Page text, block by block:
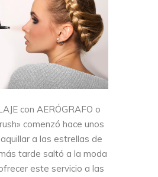
con AERÓGRAFO o
comenzó hace unos
a las estrellas de
tarde saltó a la moda
este servicio a las